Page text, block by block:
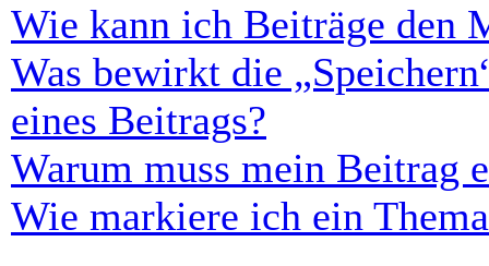
Wie kann ich Beiträge den
Was bewirkt die
eines Beitrags?
Warum muss mein Beitrag
Wie markiere ich ein